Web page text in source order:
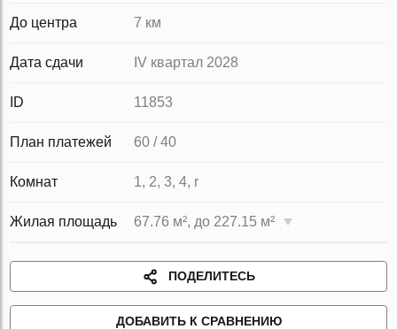
До центра 7 км
Дата сдачи IV квартал 2028
ID 11853
План платежей 60 / 40
Комнат 1, 2, 3, 4, r
Жилая площадь 67.76 м², до 227.15 м²
ПОДЕЛИТЕСЬ
ДОБАВИТЬ К СРАВНЕНИЮ